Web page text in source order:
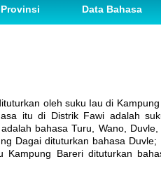
Data Bahasa
oleh suku Iau di
itu di Distrik Fawi adalah
bahasa Turu, Wano,
Dagai dituturkan bahasa
Kampung Bareri dituturkan